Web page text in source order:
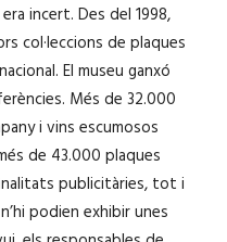
incert. Des del 1998,
col·leccions de plaques
El museu ganxó
Més de 32.000
i vins escumosos
de 43.000 plaques
publicitàries, tot i
podien exhibir unes